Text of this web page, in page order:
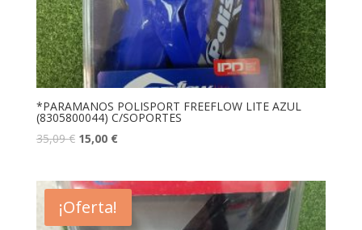
*PARAMANOS POLISPORT FREEFLOW LITE AZUL
(8305800044) C/SOPORTES
35,09€ 15,00 €
¡Oferta!